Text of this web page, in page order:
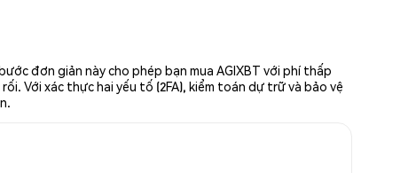
đơn giản này cho phép bạn mua AGIXBT với phí thấp
Với xác thực hai yếu tố (2FA), kiểm toán dự trữ và bảo vệ